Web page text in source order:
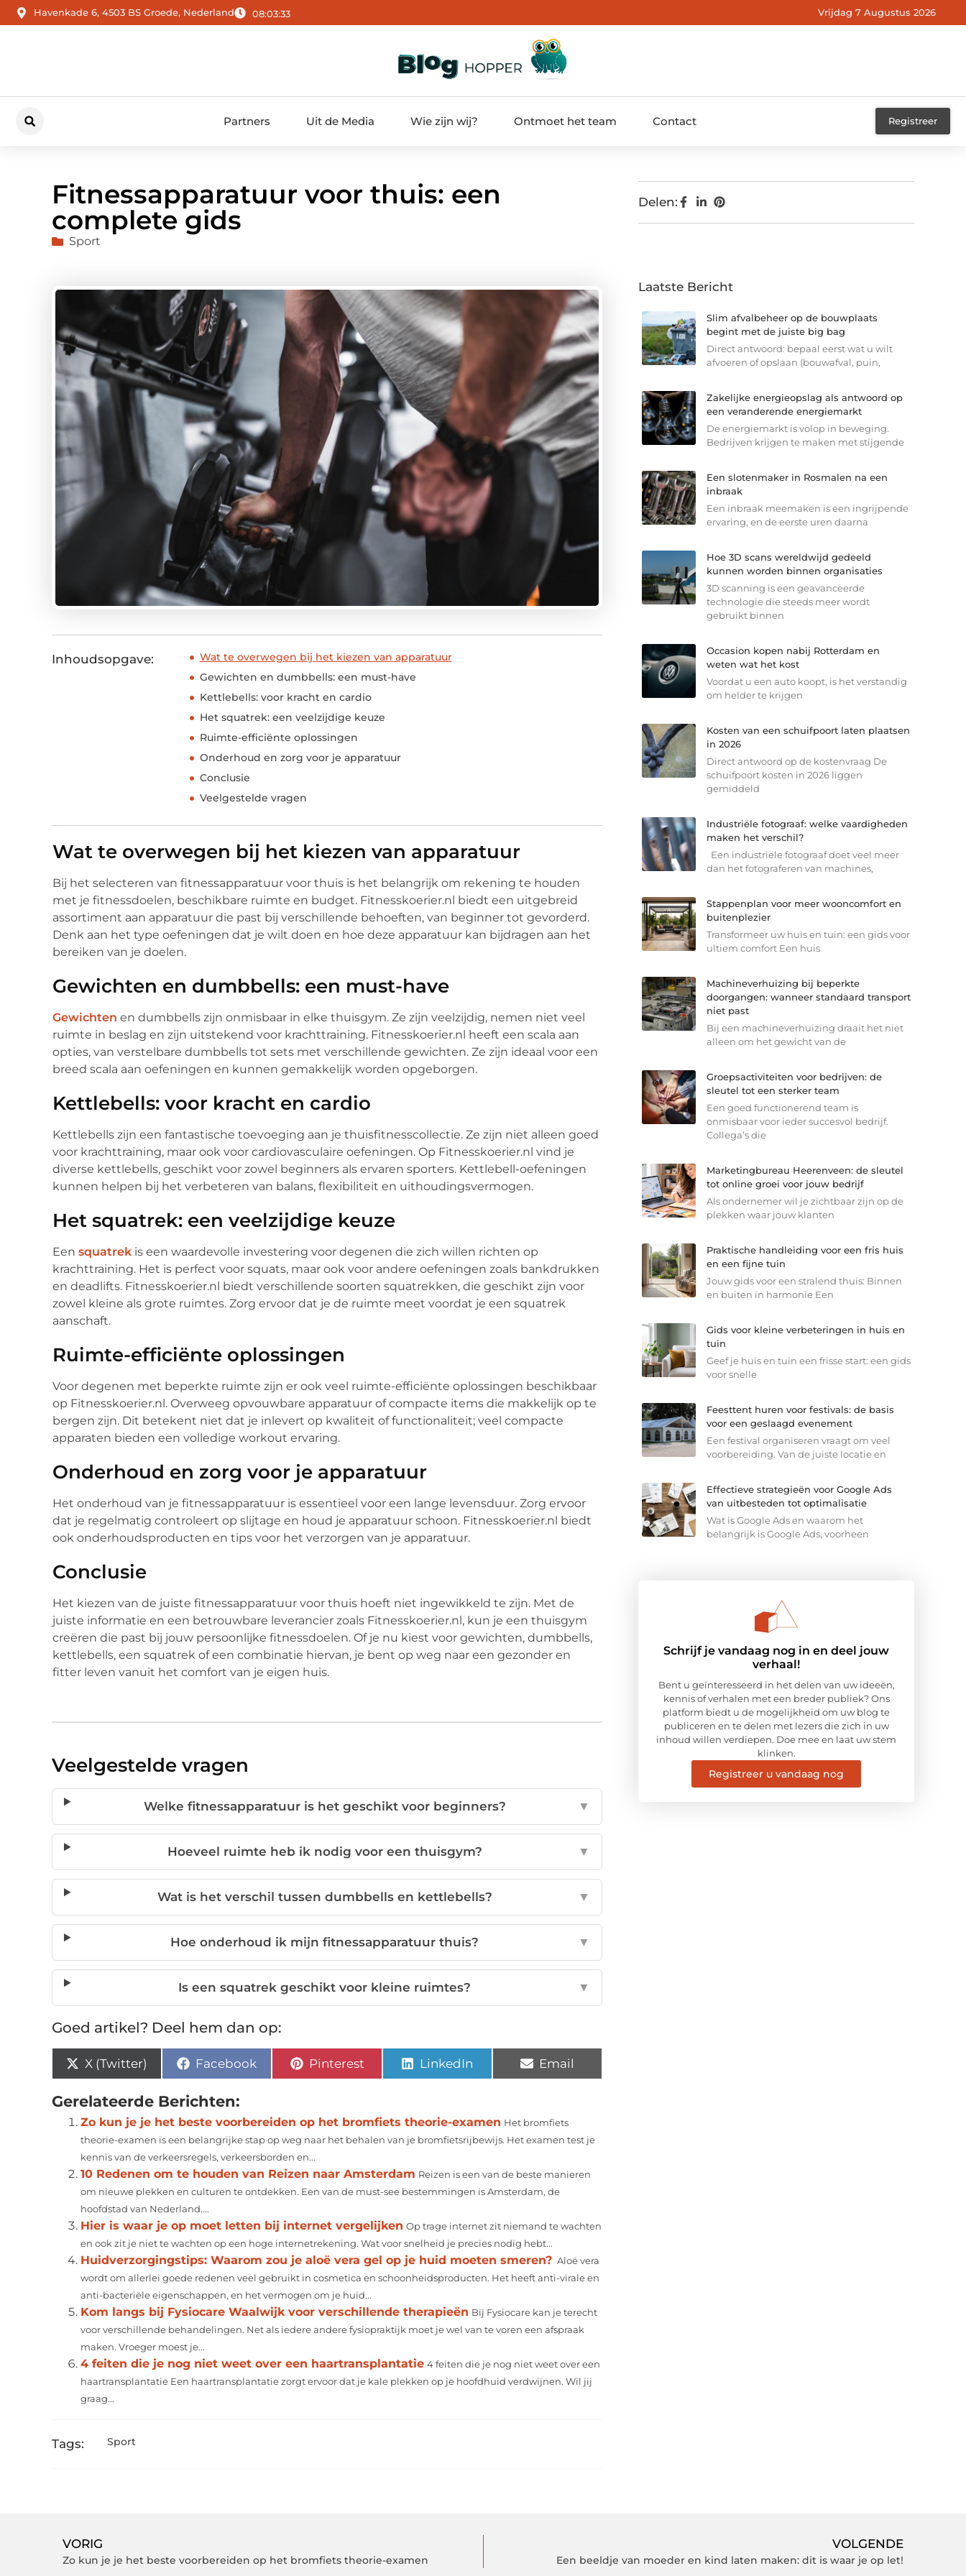
Havenkade 6, 4503 BS Groede, Nederland 08:03:34 Vrijdag 7 Augustus 2026
Partners Uit de Media Wie zijn wij? Ontmoet het team Contact Registreer
Fitnessapparatuur voor thuis: een
complete gids
Sport
Inhoudsopgave:
Wat te overwegen bij het kiezen van apparatuur
Gewichten en dumbbells: een must-have
Kettlebells: voor kracht en cardio
Het squatrek: een veelzijdige keuze
Ruimte-efficiënte oplossingen
Onderhoud en zorg voor je apparatuur
Conclusie
Veelgestelde vragen
Wat te overwegen bij het kiezen van apparatuur
Bij het selecteren van fitnessapparatuur voor thuis is het belangrijk om rekening te houden
met je fitnessdoelen, beschikbare ruimte en budget. Fitnesskoerier.nl biedt een uitgebreid
assortiment aan apparatuur die past bij verschillende behoeften, van beginner tot gevorderd.
Denk aan het type oefeningen dat je wilt doen en hoe deze apparatuur kan bijdragen aan het
bereiken van je doelen.
Gewichten en dumbbells: een must-have
Gewichten en dumbbells zijn onmisbaar in elke thuisgym. Ze zijn veelzijdig, nemen niet veel
ruimte in beslag en zijn uitstekend voor krachttraining. Fitnesskoerier.nl heeft een scala aan
opties, van verstelbare dumbbells tot sets met verschillende gewichten. Ze zijn ideaal voor een
breed scala aan oefeningen en kunnen gemakkelijk worden opgeborgen.
Kettlebells: voor kracht en cardio
Kettlebells zijn een fantastische toevoeging aan je thuisfitnesscollectie. Ze zijn niet alleen goed
voor krachttraining, maar ook voor cardiovasculaire oefeningen. Op Fitnesskoerier.nl vind je
diverse kettlebells, geschikt voor zowel beginners als ervaren sporters. Kettlebell-oefeningen
kunnen helpen bij het verbeteren van balans, flexibiliteit en uithoudingsvermogen.
Het squatrek: een veelzijdige keuze
Een squatrek is een waardevolle investering voor degenen die zich willen richten op
krachttraining. Het is perfect voor squats, maar ook voor andere oefeningen zoals bankdrukken
en deadlifts. Fitnesskoerier.nl biedt verschillende soorten squatrekken, die geschikt zijn voor
zowel kleine als grote ruimtes. Zorg ervoor dat je de ruimte meet voordat je een squatrek
aanschaft.
Ruimte-efficiënte oplossingen
Voor degenen met beperkte ruimte zijn er ook veel ruimte-efficiënte oplossingen beschikbaar
op Fitnesskoerier.nl. Overweeg opvouwbare apparatuur of compacte items die makkelijk op te
bergen zijn. Dit betekent niet dat je inlevert op kwaliteit of functionaliteit; veel compacte
apparaten bieden een volledige workout ervaring.
Onderhoud en zorg voor je apparatuur
Het onderhoud van je fitnessapparatuur is essentieel voor een lange levensduur. Zorg ervoor
dat je regelmatig controleert op slijtage en houd je apparatuur schoon. Fitnesskoerier.nl biedt
ook onderhoudsproducten en tips voor het verzorgen van je apparatuur.
Conclusie
Het kiezen van de juiste fitnessapparatuur voor thuis hoeft niet ingewikkeld te zijn. Met de
juiste informatie en een betrouwbare leverancier zoals Fitnesskoerier.nl, kun je een thuisgym
creëren die past bij jouw persoonlijke fitnessdoelen. Of je nu kiest voor gewichten, dumbbells,
kettlebells, een squatrek of een combinatie hiervan, je bent op weg naar een gezonder en
fitter leven vanuit het comfort van je eigen huis.
Veelgestelde vragen
Welke fitnessapparatuur is het geschikt voor beginners? ▼
Hoeveel ruimte heb ik nodig voor een thuisgym? ▼
Wat is het verschil tussen dumbbells en kettlebells? ▼
Hoe onderhoud ik mijn fitnessapparatuur thuis? ▼
Is een squatrek geschikt voor kleine ruimtes? ▼
Goed artikel? Deel hem dan op:
X (Twitter) Facebook Pinterest LinkedIn Email
Gerelateerde Berichten:
Zo kun je je het beste voorbereiden op het bromfiets theorie-examen Het bromfiets
theorie-examen is een belangrijke stap op weg naar het behalen van je bromfietsrijbewijs. Het examen test je
kennis van de verkeersregels, verkeersborden en...
10 Redenen om te houden van Reizen naar Amsterdam Reizen is een van de beste manieren
om nieuwe plekken en culturen te ontdekken. Een van de must-see bestemmingen is Amsterdam, de
hoofdstad van Nederland....
Hier is waar je op moet letten bij internet vergelijken Op trage internet zit niemand te wachten
en ook zit je niet te wachten op een hoge internetrekening. Wat voor snelheid je precies nodig hebt...
Huidverzorgingstips: Waarom zou je aloë vera gel op je huid moeten smeren? Aloë vera
wordt om allerlei goede redenen veel gebruikt in cosmetica en schoonheidsproducten. Het heeft anti-virale en
anti-bacteriële eigenschappen, en het vermogen om je huid...
Kom langs bij Fysiocare Waalwijk voor verschillende therapieën Bij Fysiocare kan je terecht
voor verschillende behandelingen. Net als iedere andere fysiopraktijk moet je wel van te voren een afspraak
maken. Vroeger moest je...
4 feiten die je nog niet weet over een haartransplantatie 4 feiten die je nog niet weet over een
haartransplantatie Een haartransplantatie zorgt ervoor dat je kale plekken op je hoofdhuid verdwijnen. Wil jij
graag...
Tags: Sport
Delen:
Laatste Bericht
Slim afvalbeheer op de bouwplaats
begint met de juiste big bag
Direct antwoord: bepaal eerst wat u wilt
afvoeren of opslaan (bouwafval, puin,
Zakelijke energieopslag als antwoord op
een veranderende energiemarkt
De energiemarkt is volop in beweging.
Bedrijven krijgen te maken met stijgende
Een slotenmaker in Rosmalen na een
inbraak
Een inbraak meemaken is een ingrijpende
ervaring, en de eerste uren daarna
Hoe 3D scans wereldwijd gedeeld
kunnen worden binnen organisaties
3D scanning is een geavanceerde
technologie die steeds meer wordt
gebruikt binnen
Occasion kopen nabij Rotterdam en
weten wat het kost
Voordat u een auto koopt, is het verstandig
om helder te krijgen
Kosten van een schuifpoort laten plaatsen
in 2026
Direct antwoord op de kostenvraag De
schuifpoort kosten in 2026 liggen
gemiddeld
Industriële fotograaf: welke vaardigheden
maken het verschil?
Een industriële fotograaf doet veel meer
dan het fotograferen van machines,
Stappenplan voor meer wooncomfort en
buitenplezier
Transformeer uw huis en tuin: een gids voor
ultiem comfort Een huis
Machineverhuizing bij beperkte
doorgangen: wanneer standaard transport
niet past
Bij een machineverhuizing draait het niet
alleen om het gewicht van de
Groepsactiviteiten voor bedrijven: de
sleutel tot een sterker team
Een goed functionerend team is
onmisbaar voor ieder succesvol bedrijf.
Collega’s die
Marketingbureau Heerenveen: de sleutel
tot online groei voor jouw bedrijf
Als ondernemer wil je zichtbaar zijn op de
plekken waar jouw klanten
Praktische handleiding voor een fris huis
en een fijne tuin
Jouw gids voor een stralend thuis: Binnen
en buiten in harmonie Een
Gids voor kleine verbeteringen in huis en
tuin
Geef je huis en tuin een frisse start: een gids
voor snelle
Feesttent huren voor festivals: de basis
voor een geslaagd evenement
Een festival organiseren vraagt om veel
voorbereiding. Van de juiste locatie en
Effectieve strategieën voor Google Ads
van uitbesteden tot optimalisatie
Wat is Google Ads en waarom het
belangrijk is Google Ads, voorheen
Schrijf je vandaag nog in en deel jouw
verhaal!
Bent u geïnteresseerd in het delen van uw ideeën,
kennis of verhalen met een breder publiek? Ons
platform biedt u de mogelijkheid om uw blog te
publiceren en te delen met lezers die zich in uw
inhoud willen verdiepen. Doe mee en laat uw stem
klinken.
Registreer u vandaag nog
VORIG
Zo kun je je het beste voorbereiden op het bromfiets theorie-examen
VOLGENDE
Een beeldje van moeder en kind laten maken: dit is waar je op let!